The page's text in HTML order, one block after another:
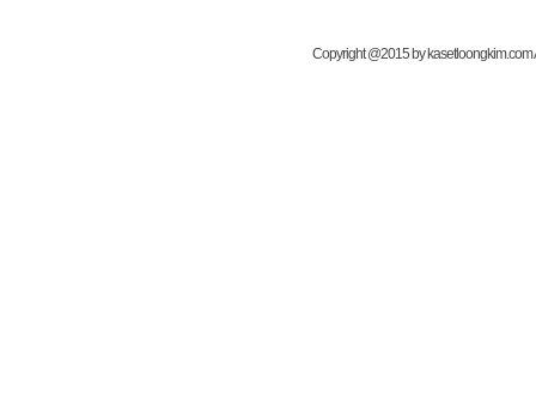
Copyright @2015 by kasetloongkim.com